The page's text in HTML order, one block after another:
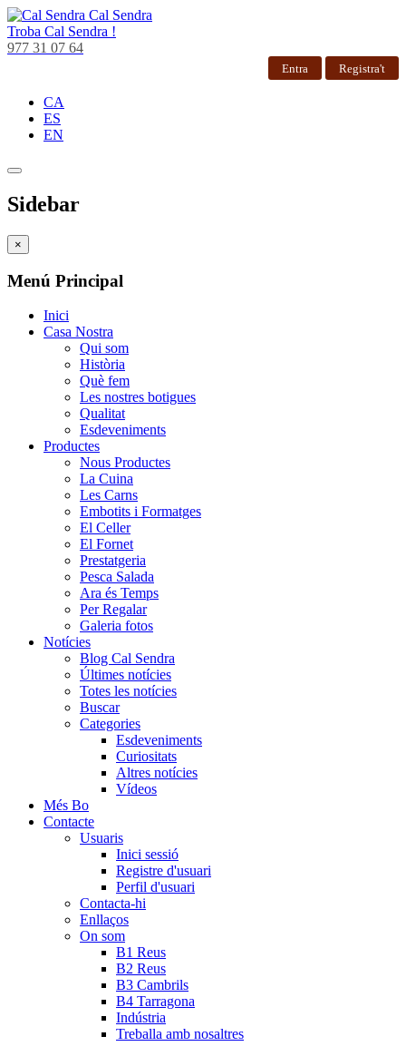
Cal Sendra
Troba Cal Sendra !
977 31 07 64
Entra Registra't
CA
ES
EN
Sidebar
×
Menú Principal
Inici
Casa Nostra
Qui som
Història
Què fem
Les nostres botigues
Qualitat
Esdeveniments
Productes
Nous Productes
La Cuina
Les Carns
Embotits i Formatges
El Celler
El Fornet
Prestatgeria
Pesca Salada
Ara és Temps
Per Regalar
Galeria fotos
Notícies
Blog Cal Sendra
Últimes notícies
Totes les notícies
Buscar
Categories
Esdeveniments
Curiositats
Altres notícies
Vídeos
Més Bo
Contacte
Usuaris
Inici sessió
Registre d'usuari
Perfil d'usuari
Contacta-hi
Enllaços
On som
B1 Reus
B2 Reus
B3 Cambrils
B4 Tarragona
Indústria
Treballa amb nosaltres